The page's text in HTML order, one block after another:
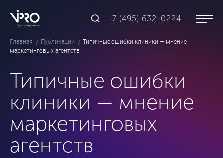
+7 (495) 632-0224
Главная Публикации
Типичные ошибки клиники — мнение
маркетинговых агентств
Типичные ошибки
клиники — мнение
маркетинговых
агентств